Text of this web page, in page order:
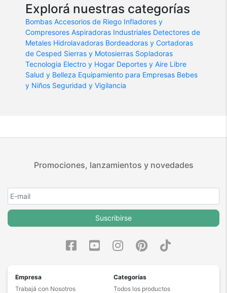
Explorá nuestras categorías
Bombas Accesorios de Riego Infladores y
Compresores Aspiradoras Industriales Detectores de
Metales Hidrolavadoras Bordeadoras y Cortadoras
de Cesped Sierras y Motosierras Sopladoras
Tecnologia Electro y Hogar Deportes y Aire Libre
Salud y Belleza Equipamiento para Empresas Bebes
y Niños Seguridad y Vigilancia
Promociones, lanzamientos y novedades
Suscribirse
Empresa
Trabajá con Nosotros
Categorías
Todos los productos